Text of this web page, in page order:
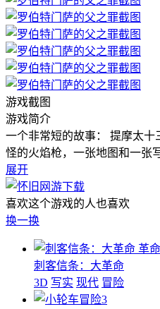
游戏截图
游戏简介
一个非常短的故事： 提摩太
怪的火焰枪，一张地图和一张
展开
喜欢这个游戏的人也喜欢
换一换
革
刺客信条：大革命
3D 写实 现代 冒险